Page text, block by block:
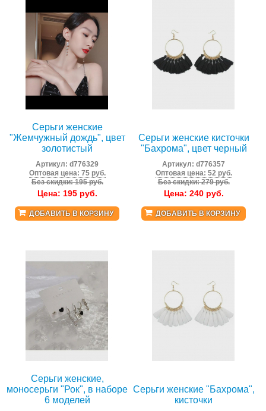
Серьги женские
"Жемчужный дождь", цвет
золотистый
Артикул:d776329
Оптовая цена: 75 руб.
Без скидки: 195 руб.
Цена: 195руб.
ДОБАВИТЬ В КОРЗИНУ
Серьги женские кисточки
"Бахрома", цвет черный
Артикул:d776357
Оптовая цена: 52 руб.
Без скидки: 279 руб.
Цена: 240руб.
ДОБАВИТЬ В КОРЗИНУ
Серьги женские,
моносерьги "Рок", в наборе
6 моделей
Серьги женские "Бахрома",
кисточки